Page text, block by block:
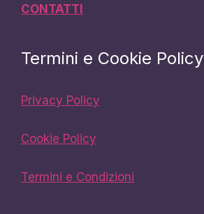
CONTATTI
Termini e Cookie Policy
Privacy Policy
Cookie Policy
Termini e Condizioni